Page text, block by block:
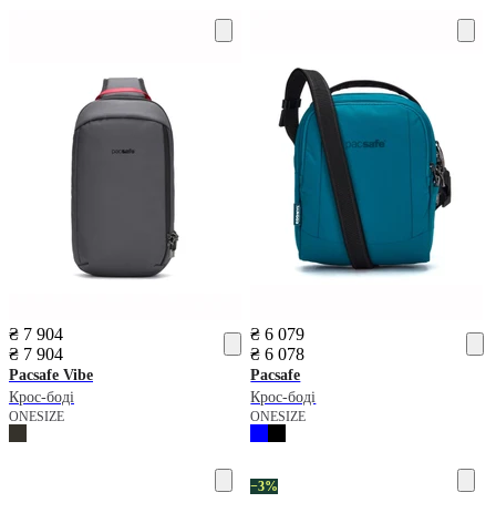
₴ 7 904
₴ 7 904
Pacsafe Vibe
Крос-боді
ONESIZE
₴ 6 079
₴ 6 078
Pacsafe
Крос-боді
ONESIZE
−3%